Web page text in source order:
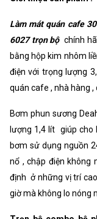
Làm mát quán cafe
6027 trọn bộ chính
bằng hộp kim nhôm
điện với trọng lượng
quán cafe , nhà hàng
Bơm phun sương
lượng 1,4 lít giúp cho
bơm sử dụng nguồn
nổ , chập điện không
định ở những vị trí
giờ mà không lo nóng